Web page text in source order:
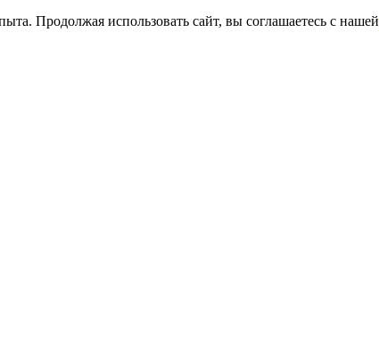
Продолжая использовать сайт, вы соглашаетесь с нашей